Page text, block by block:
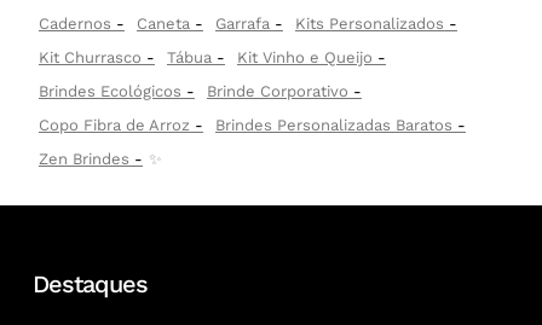
Cadernos
Caneta Garrafa
Kits Personalizados
Kit Churrasco
Tábua
Kit Vinho e Queijo
Brindes Ecológicos
Brinde Corporativo
Copo Fibra de Arroz
Brindes Personalizadas Baratos
Zen Brindes
✨
Destaques